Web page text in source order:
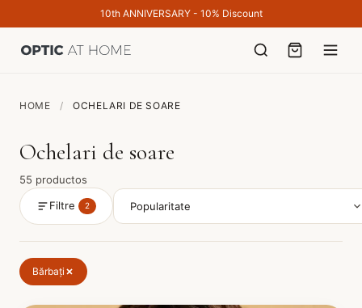
10th ANNIVERSARY - 10% Discount
HOME / OCHELARI DE SOARE
Ochelari de soare
55 productos
Filtre 2
Bărbați